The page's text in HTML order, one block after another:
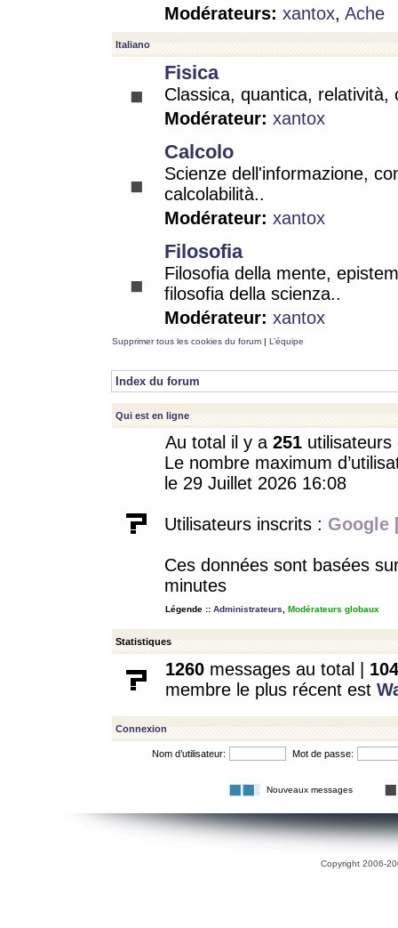
Modérateurs: xantox, Ache
Italiano
Fisica
Classica, quantica, relatività,
Modérateur: xantox
Calcolo
Scienze dell'informazione,
calcolabilità..
Modérateur: xantox
Filosofia
Filosofia della mente,
filosofia della scienza..
Modérateur: xantox
Supprimer tous les cookies du forum | L’équipe
Index du forum
Qui est en ligne
Au total il y a 251
Le nombre maximum
le 29 Juillet 2026 16:08
Utilisateurs inscrits : Google
Ces données sont basées
minutes
Légende :: Administrateurs Modérateurs globaux
Statistiques
1260 messages au total | 104
membre le plus récent est
Connexion
Nom d’utilisateur: Mot de passe:
Nouveaux messages
Copyright 2006-